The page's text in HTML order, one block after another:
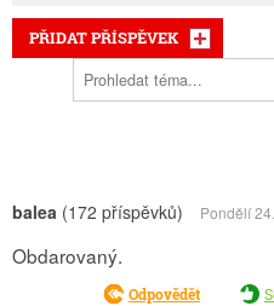
PŘIDAT PŘÍSPĚVEK
balea (172 příspěvků) Pondělí
Obdarovaný.
Odpovědět